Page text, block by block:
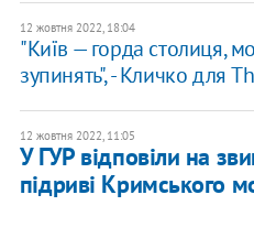
12 жовтня 2022, 18:04
"Київ — горда столиця,
зупинять", - Кличко для
12 жовтня 2022, 11:05
У ГУР відповіли на
підриві Кримського